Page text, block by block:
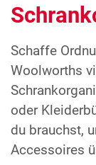
Schaffe
Woolworths
oder
du brauchst,
Accessoires